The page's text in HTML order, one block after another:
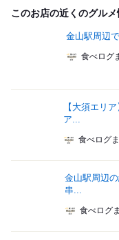
このお店の近くのグル
金山駅周辺
食べログ
【大須エリ
ア...
食べログ
金山駅周辺
串...
食べログ